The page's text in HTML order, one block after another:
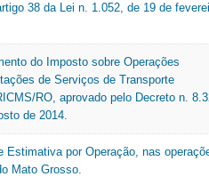
38 da Lei n. 1.052, de 19 de
do Imposto sobre Operações
de Serviços de Transporte
RO, aprovado pelo Decreto n.
de 2014.
Estimativa por Operação, nas
Mato Grosso.